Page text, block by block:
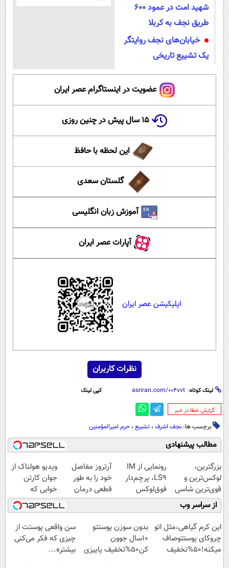
شهید امت در عمود ۶۰۰
طریق نجف به کربلا
خیابان‌های نجف روایتگر
یک تشییع تاریخی
عضویت در اینستاگرام عصر ایران
۱۵ سال پیش در چنین روزی
این لحظه با حافظ
گلستان سعدی
آموزش زبان انگلیسی
آپارات عصر ایران
اپلیکیشن عصر ایران
نظرات کاربران
لینک کوتاه: کپی لینک
‌گزارش خطا در خبر
برچسب ها: نجف اشرف ، تشییع ، حرم امیرالمؤمنین
مطالب پیشنهادی
بزرگترین،
لوکس‌ترین و
قوی‌ترین شاسی
بلند EREV در در
ایران رونمایی
شد
رونمایی از IM
LS9، پرچم‌دار
فوق‌لوکس
EREV وارد بازار
ایران شد
آرتروز مفاصل
خود را به طور
قطعی درمان
کنید!
◗پرسش‌نامه◖
ویدیو هولناک از
جوان کارتن
خوابی که
میلیاردر شد.
آموزش رایگان
از سراسر وب
این کرم گیاهی،مثل اتو
چروکای پوستتوصاف
میکنه!50%تخفیف
بدون سوزن پوستتو
10سال جوون
کن50%تخفیف پاییزی
سن واقعی پوستت از
چیزی که فکر می‌کنی
بیشتره...